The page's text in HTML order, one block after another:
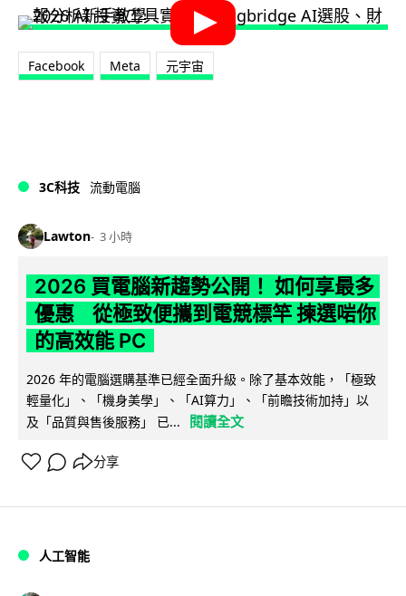
Facebook Meta 元宇宙
3C科技 流動電腦
Lawton 3 小時
2026 買電腦新趨勢公開！ 如何享最多
優惠 從極致便攜到電競標竿 揀選啱你
的高效能 PC
2026 年的電腦選購基準已經全面升級。除了基本效能，「極致
輕量化」、「機身美學」、「AI算力」、「前瞻技術加持」以
及「品質與售後服務」 已...
閱讀全文
分享
人工智能